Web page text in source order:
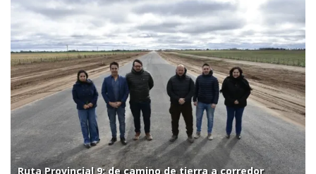
Ruta Provincial 9: de camino de tierra a corredor